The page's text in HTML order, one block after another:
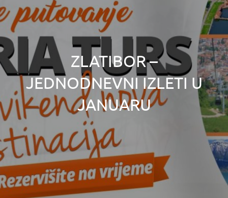
ZLATIBOR –
JEDNODNEVNI IZLETI U
JANUARU